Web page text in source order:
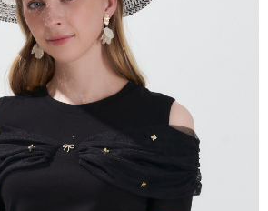
，「大哥付你分期」於每月結算日後寄送繳費提
，可選擇「超商條碼／台灣大直營門市／銀行轉
」等通路繳費。
股份有限公司」（以下簡稱本公司）所提供，讓
服務購買商品或服務，並由商店將買賣／分期付款
，依約使用本公司帳單繳交帳款。
付你分期」之契約關係目的，商店將以您的個人
地址）提供予台灣大哥大進項蒐集、處理及利用，
帳單所需資料之確認、核對及更正。
閱以下連結：
https://oppay.tw/userRule
帳流程】
先享後付」後，將跳轉至「AFTEE先享後付」
確認金額後，即可完成結帳。
將收到繳費通知簡訊。
14天內，點擊此簡訊中的連結，可透過四大超商／
方式進行付款，方視為交易完成。
當下不需立刻繳費，但若您需要取消訂單，請聯絡
家同意取消之訂單仍視為有效，需透過AFTEE先享
先享後付 」之結帳頁面顯示為準，若有關於
取消欲退款等相關疑問，請聯繫「AFTEE先享後付
support/home
含以上)免運費
含以上)免運費
含以上)免運費